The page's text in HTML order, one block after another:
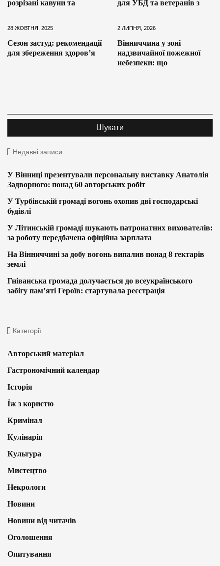
розрізані кавуни та
для УБД та ветеранів з
28 ЖОВТНЯ, 2025
Сезон застуд: рекомендації
для збереження здоров’я
2 ЛИПНЯ, 2026
Вінниччина у зоні
надзвичайної пожежної
небезпеки: що
Недавні записи
У Вінниці презентували персональну виставку Анатолія
Задворного: понад 60 авторських робіт
У Турбівській громаді вогонь охопив дві господарські
будівлі
У Літинській громаді шукають патронатних вихователів:
за роботу передбачена офіційна зарплата
На Вінниччині за добу вогонь випалив понад 8 гектарів
землі
Гніванська громада долучається до всеукраїнського
забігу пам’яті Героїв: стартувала реєстрація
Категорії
Авторський матеріал
Гастрономічний календар
Історія
Їж з користю
Кримінал
Кулінарія
Культура
Мистецтво
Некрологи
Новини
Новини від читачів
Оголошення
Опитування